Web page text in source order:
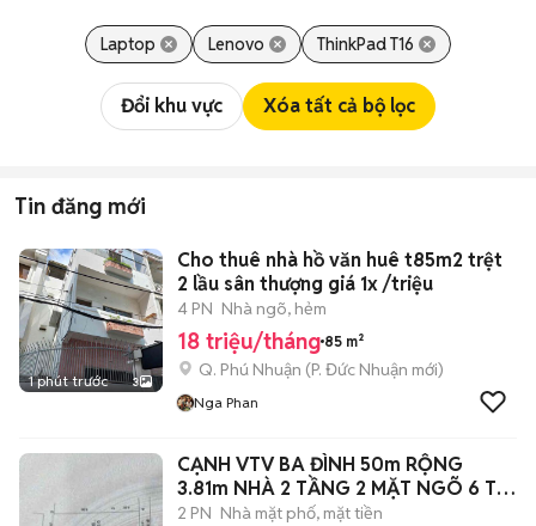
Laptop Lenovo ThinkPad T16
Đổi khu vực Xóa tất cả bộ lọc
Tin đăng mới
1 phút trước 3
Cho thuê nhà hồ văn huê t85m2 trệt
2 lầu sân thượng giá 1x /triệu
4 PN Nhà ngõ, hẻm
18 triệu/tháng 85 m²
Q. Phú Nhuận (P. Đức Nhuận mới)
Nga Phan
CẠNH VTV BA ĐÌNH 50m RỘNG
3.81m NHÀ 2 TẦNG 2 MẶT NGÕ 6 Ty
9
2 PN Nhà mặt phố, mặt tiền